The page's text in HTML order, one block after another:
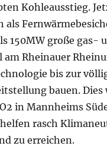
Kohleausstieg.
als
150MW große gas-
am Rheinauer
bis zur
bauen. Dies
in Mannheims
rasch
zu erreichen.